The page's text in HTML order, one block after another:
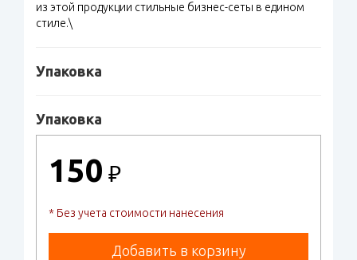
из этой продукции стильные бизнес-сеты в едином
стиле.\
Упаковка
Упаковка
150 ₽
* Без учета стоимости нанесения
Добавить в корзину